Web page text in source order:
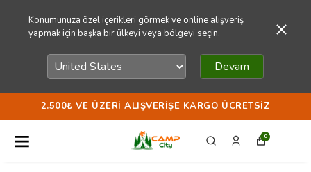
Konumunuza özel içerikleri görmek ve online alışveriş
yapmak için başka bir ülkeyi veya bölgeyi seçin.
Devam
2.500₺ VE ÜZERI ALIŞVERIŞE KARGO ÜCRETSIZ
0